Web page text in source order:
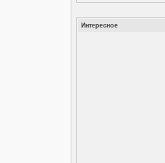
Интересное